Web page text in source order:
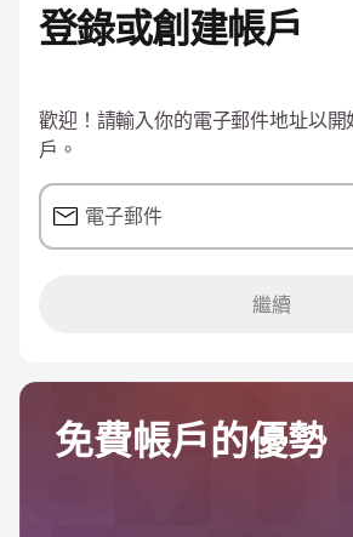
登錄或創建帳戶
歡迎！請輸入你的電子郵件地址以
戶。
電子郵件
繼續
免費帳戶的優勢